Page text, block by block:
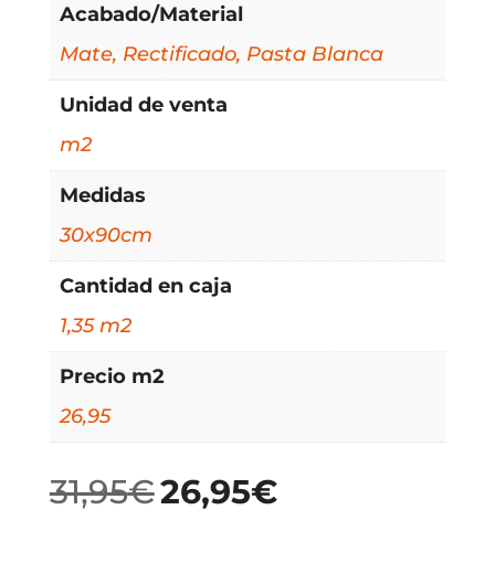
Acabado/Material
Mate, Rectificado, Pasta Blanca
Unidad de venta
m2
Medidas
30x90cm
Cantidad en caja
1,35 m2
Precio m2
26,95
31,95€ El
26,95€El